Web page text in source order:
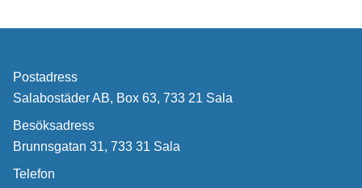
Postadress
Salabostäder AB, Box 63, 733 21 Sala
Besöksadress
Brunnsgatan 31, 733 31 Sala
Telefon